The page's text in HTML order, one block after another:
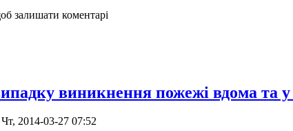
залишати коментарі
виникнення пожежі вдома та у
2014-03-27 07:52